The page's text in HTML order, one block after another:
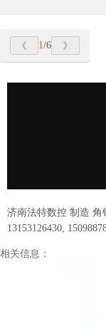
1/6
济南法特数控 制造 角
13153126430,
相关信息：